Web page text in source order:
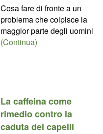
Cosa fare di fronte a un
problema che colpisce la
maggior parte degli uomini
(Continua)
La caffeina come
rimedio contro la
caduta dei capelli